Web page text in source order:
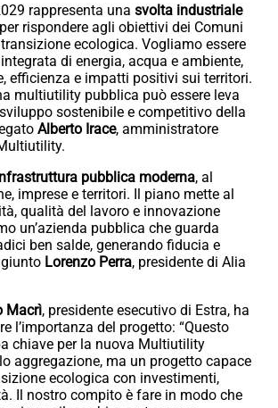
rappresenta una svolta industriale
rispondere agli obiettivi dei Comuni
ecologica. Vogliamo essere
di energia, acqua e ambiente,
efficienza e impatti positivi sui territori.
multiutility pubblica può essere leva
sostenibile e competitivo della
Alberto Irace, amministratore
pubblica moderna, al
imprese e territori. Il piano mette al
qualità del lavoro e innovazione
un’azienda pubblica che guarda
ben salde, generando fiducia e
Lorenzo Perra, presidente di Alia
Macrì, presidente esecutivo di Estra, ha
l’importanza del progetto: “Questo
chiave per la nuova Multiutility
aggregazione, ma un progetto capace
ecologica con investimenti,
Il nostro compito è fare in modo che